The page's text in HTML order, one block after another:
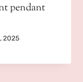
pendant
2025